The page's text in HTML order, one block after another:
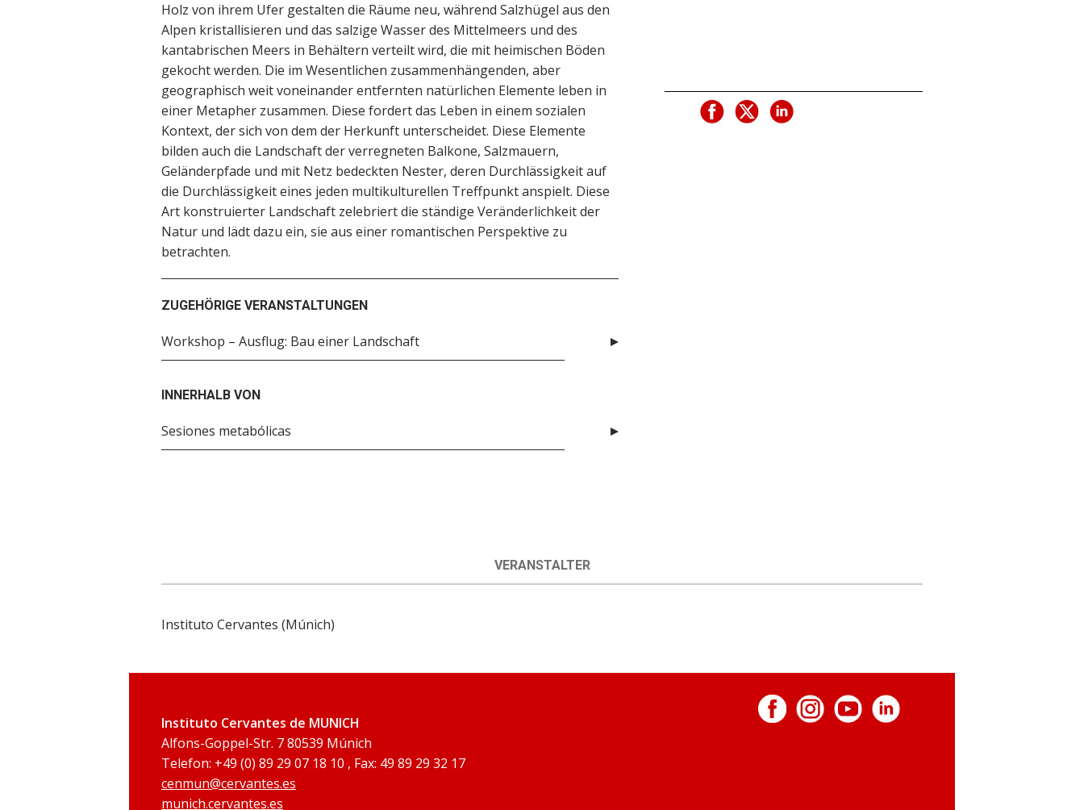
Holz von ihrem Ufer gestalten die Räume neu, während Salzhügel aus den
Alpen kristallisieren und das salzige Wasser des Mittelmeers und des
kantabrischen Meers in Behältern verteilt wird, die mit heimischen Böden
gekocht werden. Die im Wesentlichen zusammenhängenden, aber
geographisch weit voneinander entfernten natürlichen Elemente leben in
einer Metapher zusammen. Diese fordert das Leben in einem sozialen
Kontext, der sich von dem der Herkunft unterscheidet. Diese Elemente
bilden auch die Landschaft der verregneten Balkone, Salzmauern,
Geländerpfade und mit Netz bedeckten Nester, deren Durchlässigkeit auf
die Durchlässigkeit eines jeden multikulturellen Treffpunkt anspielt. Diese
Art konstruierter Landschaft zelebriert die ständige Veränderlichkeit der
Natur und lädt dazu ein, sie aus einer romantischen Perspektive zu
betrachten.
ZUGEHÖRIGE VERANSTALTUNGEN
Workshop – Ausflug: Bau einer Landschaft
INNERHALB VON
Sesiones metabólicas
VERANSTALTER
Instituto Cervantes (Múnich)
Instituto Cervantes de MUNICH
Alfons-Goppel-Str. 7 80539 Múnich
Telefon: +49 (0) 89 29 07 18 10 , Fax: 49 89 29 32 17
cenmun@cervantes.es
munich.cervantes.es